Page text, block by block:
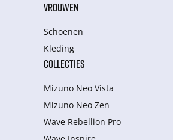
VROUWEN
Schoenen
Kleding
COLLECTIES
Mizuno Neo Vista
Mizuno Neo Zen
Wave Rebellion Pro